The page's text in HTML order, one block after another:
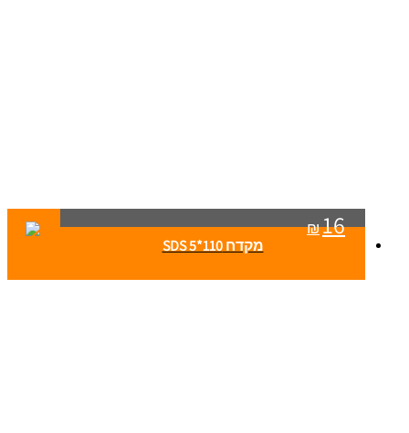
₪16
מקדח SDS 5*110